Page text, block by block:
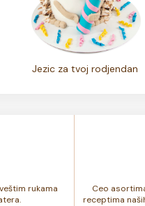
Jezic za tvoj rodjendan
rukama
Ceo
receptima